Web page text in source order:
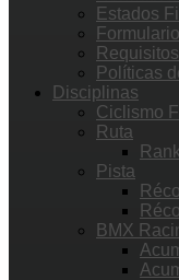
Estados
Políticas
Disciplinas
Ciclismo
Ruta
Pista
BMX